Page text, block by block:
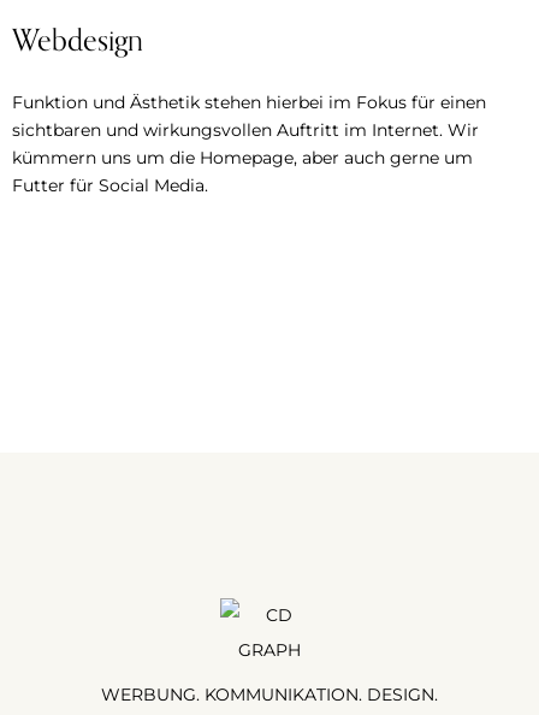
Webdesign
Funktion und Ästhetik stehen hierbei im Fokus für einen
sichtbaren und wirkungsvollen Auftritt im Internet. Wir
kümmern uns um die Homepage, aber auch gerne um
Futter für Social Media.
WERBUNG. KOMMUNIKATION. DESIGN.